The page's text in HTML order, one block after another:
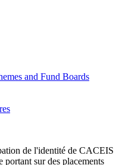
and Fund Boards
de l'identité de CACEIS
portant sur des placements